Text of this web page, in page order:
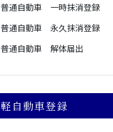
普通自動車 一時抹消登録
普通自動車 永久抹消登録
普通自動車 解体届出
軽自動車登録